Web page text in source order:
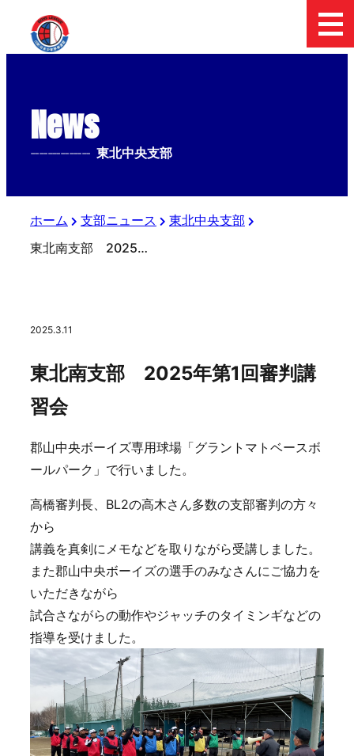
News
-------------- 東北中央支部
ホーム 支部ニュース
東北中央支部
東北南支部 2025年第1回審判講習会
2025.3.11
東北南支部 2025年第1回審判講
習会
郡山中央ボーイズ専用球場「グラントマトベースボ
ールパーク」で行いました。
高橋審判長、BL2の高木さん多数の支部審判の方々
から
講義を真剣にメモなどを取りながら受講しました。
また郡山中央ボーイズの選手のみなさんにご協力を
いただきながら
試合さながらの動作やジャッチのタイミンギなどの
指導を受けました。